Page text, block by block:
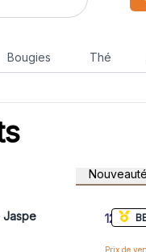
Bougies Thé
Jaspe
12x
Prix de